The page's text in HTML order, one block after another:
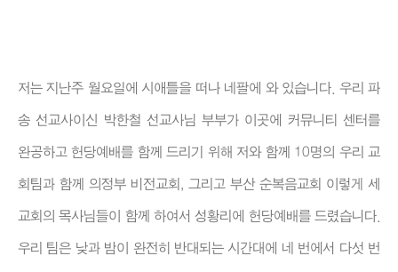
저는 지난주 월요일에 시애틀을 떠나 네팔에 와 있습니다. 우리 파
송 선교사이신 박한철 선교사님 부부가 이곳에 커뮤니티 센터를
완공하고 헌당예배를 함께 드리기 위해 저와 함께 10명의 우리 교
회팀과 함께 의정부 비전교회, 그리고 부산 순복음교회 이렇게 세
교회의 목사님들이 함께 하여서 성황리에 헌당예배를 드렸습니다.
우리 팀은 낮과 밤이 완전히 반대되는 시간대에 네 번에서 다섯 번